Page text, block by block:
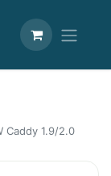
Caddy 1.9/2.0